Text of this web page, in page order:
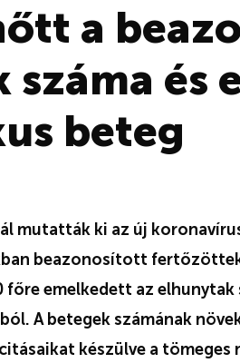
a
és
beteg
mutatták ki az új
beazonosított
emelkedett az elhunytak
A betegek számának
készülve a tömeges